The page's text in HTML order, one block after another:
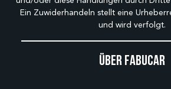
Über Fabucar
Ein Zuwiderhandeln stellt eine
und wird verfolgt.